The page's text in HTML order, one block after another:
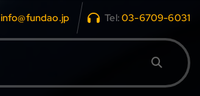
info@fundao.jp Tel:03-6709-6031